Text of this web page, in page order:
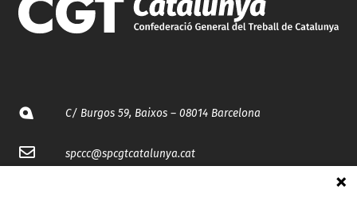
C/ Burgos 59, Baixos – 08014 Barcelona
spccc@spcgtcatalunya.cat